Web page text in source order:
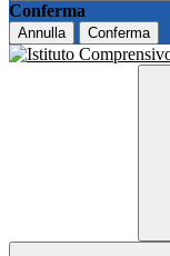
Conferma
Annulla Conferma